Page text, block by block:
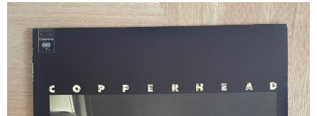
マイページ
GGについて
買取について
取り置きなどについて